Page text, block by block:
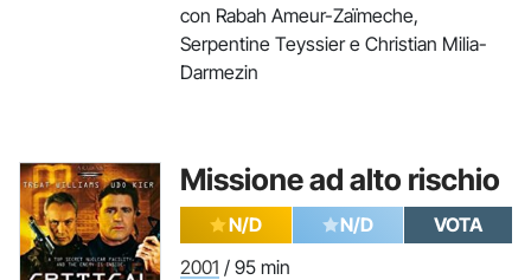
con Rabah Ameur-Zaïmeche,
Serpentine Teyssier e Christian Milia-
Darmezin
Missione ad alto rischio
N/D N/D
VOTA
2001 / 95 min